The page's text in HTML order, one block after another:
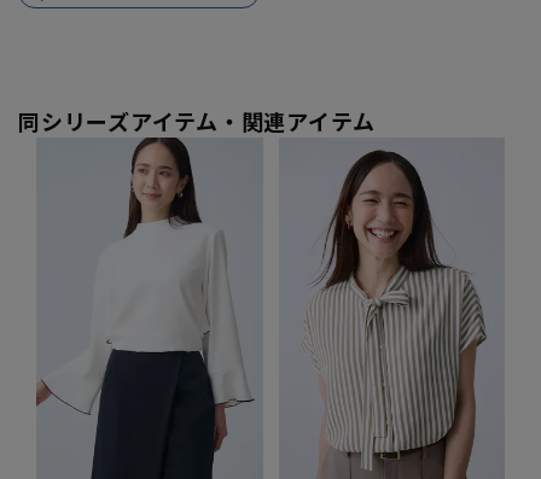
同シリーズアイテム・関連アイテム